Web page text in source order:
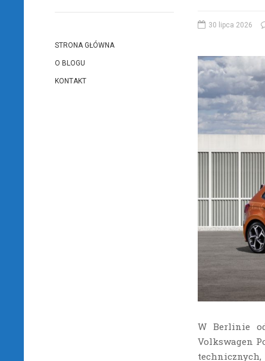
STRONA GŁÓWNA
O BLOGU
KONTAKT
30 lipca 2026
W Berlinie
Volkswagen